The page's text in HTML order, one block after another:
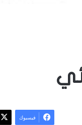
فيسبوك